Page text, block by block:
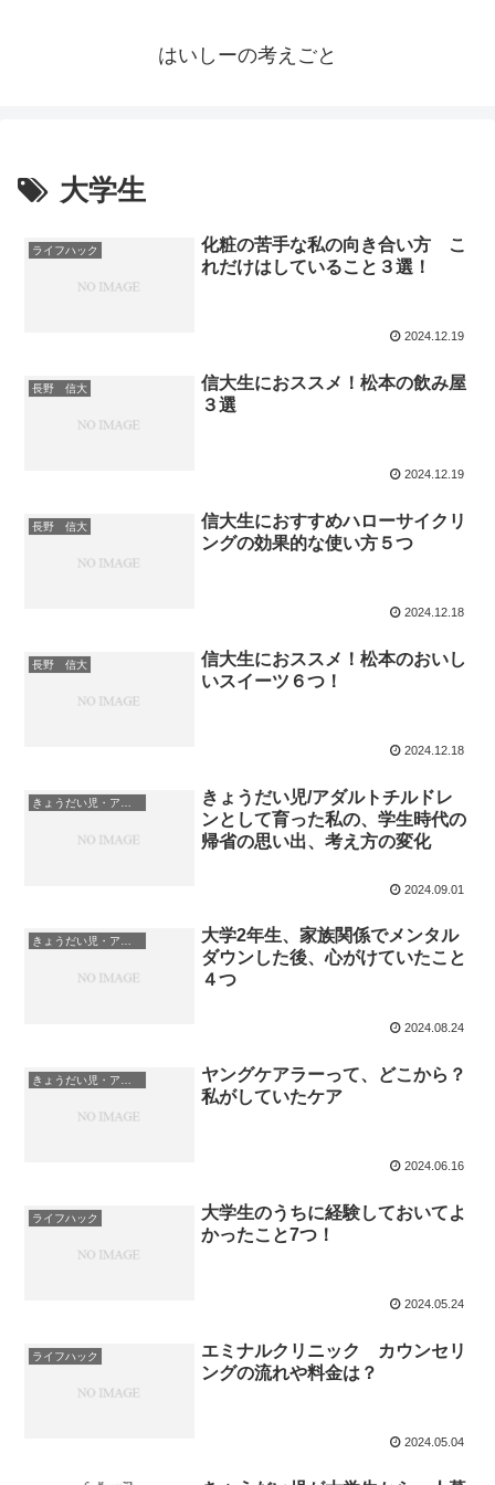
はいしーの考えごと
大学生
ライフハック
化粧の苦手な私の向き合い方 こ
れだけはしていること３選！
2024.12.19
長野 信大
信大生におススメ！松本の飲み屋
３選
2024.12.19
長野 信大
信大生におすすめハローサイクリ
ングの効果的な使い方５つ
2024.12.18
長野 信大
信大生におススメ！松本のおいし
いスイーツ６つ！
2024.12.18
きょうだい児・アダルトチルドレン
きょうだい児/アダルトチルドレ
ンとして育った私の、学生時代の
帰省の思い出、考え方の変化
2024.09.01
きょうだい児・アダルトチルドレン
大学2年生、家族関係でメンタル
ダウンした後、心がけていたこと
４つ
2024.08.24
ヤングケアラーって、どこから？
私がしていたケア
2024.06.16
ライフハック
大学生のうちに経験しておいてよ
かったこと7つ！
2024.05.24
ライフハック
エミナルクリニック カウンセリ
ングの流れや料金は？
2024.05.04